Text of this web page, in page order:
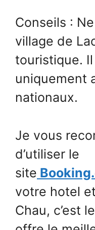
Conseils :
village de
touristique.
uniquement
nationaux.
Je vous
d’utiliser le
site
votre hotel
Chau, c’est